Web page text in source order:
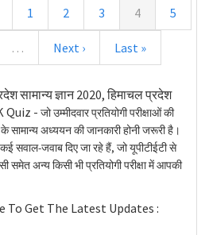
1 2 3 4 5
… Next › Last »
सामान्य ज्ञान 2020, हिमाचल प्रदेश
Quiz - जो उम्मीदवार प्रतियोगी परीक्षाओं की
सामान्य अध्ययन की जानकारी होनी जरूरी है।
सवाल-जवाब दिए जा रहे हैं, जो यूपीटीईटी से
समेत अन्य किसी भी प्रतियोगी परीक्षा में आपकी
To Get The Latest Updates :